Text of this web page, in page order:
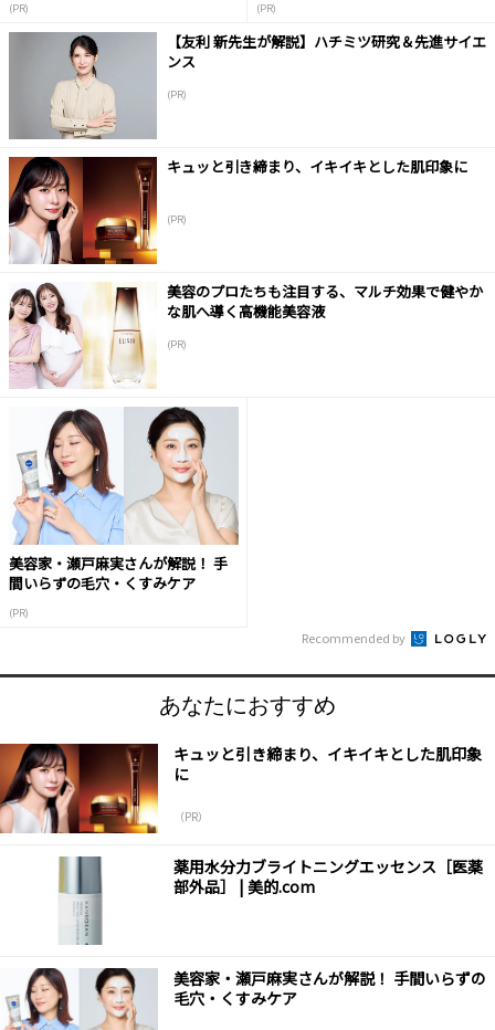
(PR) (PR)
【友利 新先生が解説】ハチミツ研究＆先進サイエ
ンス
(PR)
キュッと引き締まり、イキイキとした肌印象に
(PR)
美容のプロたちも注目する、マルチ効果で健やか
な肌へ導く高機能美容液
(PR)
美容家・瀬戸麻実さんが解説！ 手
間いらずの毛穴・くすみケア
(PR)
Recommended by
あなたにおすすめ
キュッと引き締まり、イキイキとした肌印象
に
（PR）
薬用水分力ブライトニングエッセンス［医薬
部外品］ | 美的.com
美容家・瀬戸麻実さんが解説！ 手間いらずの
毛穴・くすみケア